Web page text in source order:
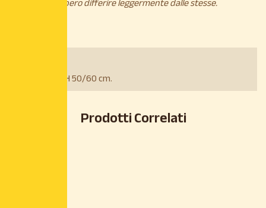
Vaso 22cm – H 50/60 cm.
Prodotti Correlati